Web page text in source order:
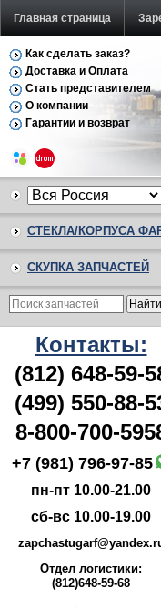
Главная страница
Как сделать заказ?
Доставка и Оплата
Стать представителем
О компании
Гарантии и возврат
СТЕКЛА/КОРПУСА
СКУПКА ЗАПЧАСТЕЙ
Контакты:
(812) 648-59-
(499) 550-88-
8-800-700-
+7 (981) 796-97-85
пн-пт 10.00-21.00
сб-вс 10.00-19.00
Отдел логистики:
(812)648-59-68